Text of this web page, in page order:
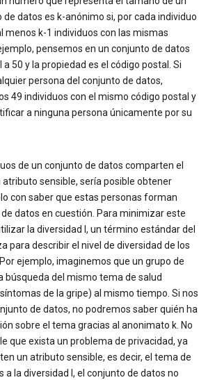
de datos es k-anónimo si, por cada individuo
menos k-1 individuos con las mismas
pensemos en un conjunto de datos
a 50 y la propiedad es el código postal. Si
persona del conjunto de datos,
49 individuos con el mismo código postal y
a ninguna persona únicamente por su
de un conjunto de datos comparten el
sensible, sería posible obtener
con saber que estas personas forman
datos en cuestión. Para minimizar este
la diversidad l, un término estándar del
para describir el nivel de diversidad de los
ejemplo, imaginemos que un grupo de
búsqueda del mismo tema de salud
de la gripe) al mismo tiempo. Si nos
de datos, no podremos saber quién ha
sobre el tema gracias al anonimato k. No
que exista un problema de privacidad, ya
un atributo sensible, es decir, el tema de
a la diversidad l, el conjunto de datos no